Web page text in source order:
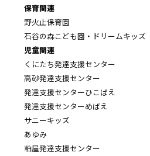
保育関連
野火止保育園
石谷の森こども園・ドリームキッズ
児童関連
くにたち発達支援センター
高砂発達支援センター
発達支援センターひこばえ
発達支援センターめばえ
サニーキッズ
あゆみ
粕屋発達支援センター